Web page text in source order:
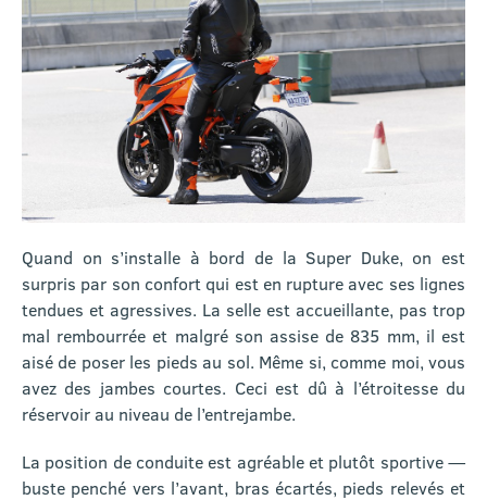
Quand on s’installe à bord de la Super Duke, on est
surpris par son confort qui est en rupture avec ses lignes
tendues et agressives. La selle est accueillante, pas trop
mal rembourrée et malgré son assise de 835 mm, il est
aisé de poser les pieds au sol. Même si, comme moi, vous
avez des jambes courtes. Ceci est dû à l’étroitesse du
réservoir au niveau de l’entrejambe.
La position de conduite est agréable et plutôt sportive —
buste penché vers l’avant, bras écartés, pieds relevés et